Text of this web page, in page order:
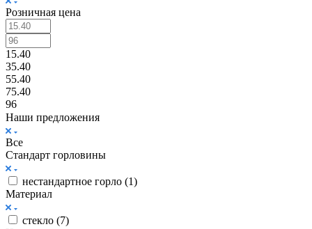
Розничная цена
15.40
35.40
55.40
75.40
96
Наши предложения
Все
Стандарт горловины
нестандартное горло (1)
Материал
стекло (7)